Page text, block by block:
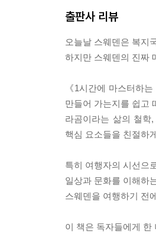
출판사 리뷰
오늘날 스웨덴은 복지
하지만 스웨덴의 진짜
《1시간에 마스터하
만들어 가는지를 쉽고
라곰이라는 삶의 철
핵심 요소들을 친절하
특히 여행자의 시선으
일상과 문화를 이해하
스웨덴을 여행하기 전
이 책은 독자들에게 한